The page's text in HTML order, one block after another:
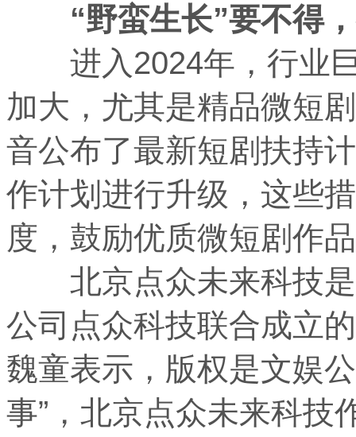
“野蛮生长”要不得，
进入2024年，行业巨
加大，尤其是精品微短
音公布了最新短剧扶持
作计划进行升级，这些
度，鼓励优质微短剧作
北京点众未来科技是
公司点众科技联合成立
魏童表示，版权是文娱
事”，北京点众未来科技